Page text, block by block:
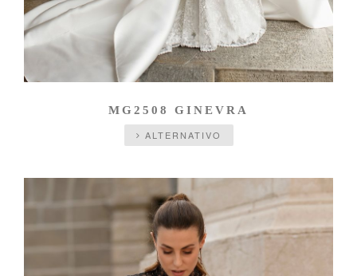
MG2508 GINEVRA
ALTERNATIVO